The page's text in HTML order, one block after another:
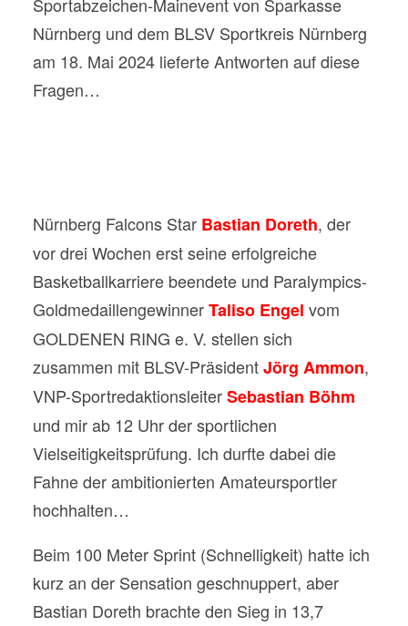
Nürnberg und dem BLSV Sportkreis Nürnberg
am 18. Mai 2024 lieferte Antworten auf diese
Fragen…
Nürnberg Falcons Star Bastian Doreth, der
vor drei Wochen erst seine erfolgreiche
Basketballkarriere beendete und Paralympics-
GoldmedaillengewinnerTaliso Engel vom
GOLDENEN RING e. V. stellen sich
zusammen mit BLSV-PräsidentJörg Ammon,
VNP-SportredaktionsleiterSebastian Böhm
und mir ab 12 Uhr der sportlichen
Vielseitigkeitsprüfung. Ich durfte dabei die
Fahne der ambitionierten Amateursportler
hochhalten…
Beim 100 Meter Sprint (Schnelligkeit) hatte ich
kurz an der Sensation geschnuppert, aber
Bastian Doreth brachte den Sieg in 13,7